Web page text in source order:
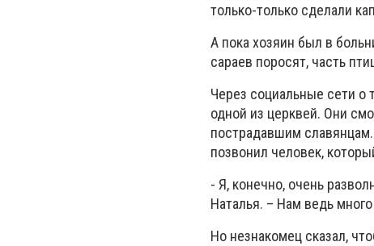
только-только сделали
А пока хозяин был в
сараев поросят, часть
Через социальные сети
одной из церквей. Они
пострадавшим
позвонил человек,
- Я, конечно, очень
Наталья. – Нам ведь
Но незнакомец сказал,